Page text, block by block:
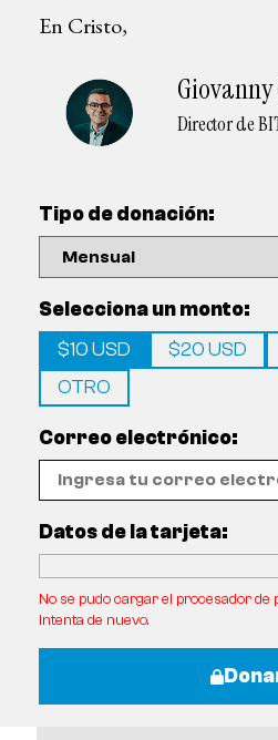
En Cristo,
Giovanny
Director de
Tipo de donación:
Selecciona un monto:
$10 USD
$20 USD
OTRO
Correo electrónico:
Datos de la tarjeta:
No se pudo cargar el procesador de
intenta de nuevo.